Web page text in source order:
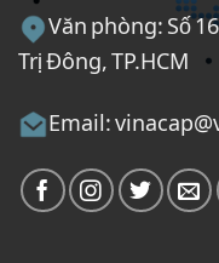
Văn phòng: Số
Trị Đông, TP.HCM
Email: